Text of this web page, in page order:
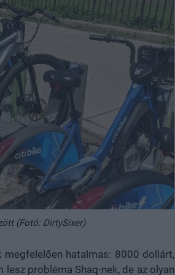
(Fotó: DirtySixer)
megfelelően hatalmas: 8000 dollárt,
probléma Shaq-nek, de az olyan